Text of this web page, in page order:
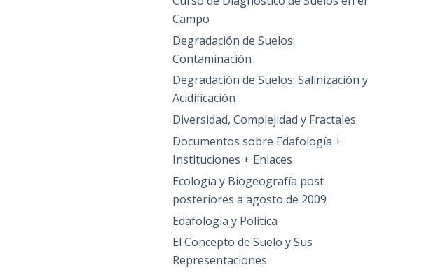
Campo
Degradación de Suelos:
Contaminación
Degradación de Suelos: Salinización y
Acidificación
Diversidad, Complejidad y Fractales
Documentos sobre Edafología +
Instituciones + Enlaces
Ecología y Biogeografía post
posteriores a agosto de 2009
Edafología y Política
El Concepto de Suelo y Sus
Representaciones